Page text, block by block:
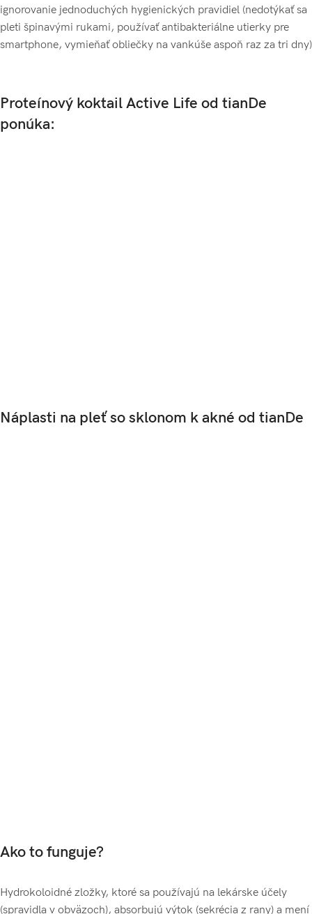
ignorovanie jednoduchých hygienických pravidiel (nedotýkať sa
pleti špinavými rukami, používať antibakteriálne utierky pre
smartphone, vymieňať obliečky na vankúše aspoň raz za tri dny)
Proteínový koktail Active Life od tianDe
ponúka:
Náplasti na pleť so sklonom k akné od tianDe
Ako to funguje?
Hydrokoloidné zložky, ktoré sa používajú na lekárske účely
(spravidla v obväzoch), absorbujú výtok (sekrécia z rany) a mení